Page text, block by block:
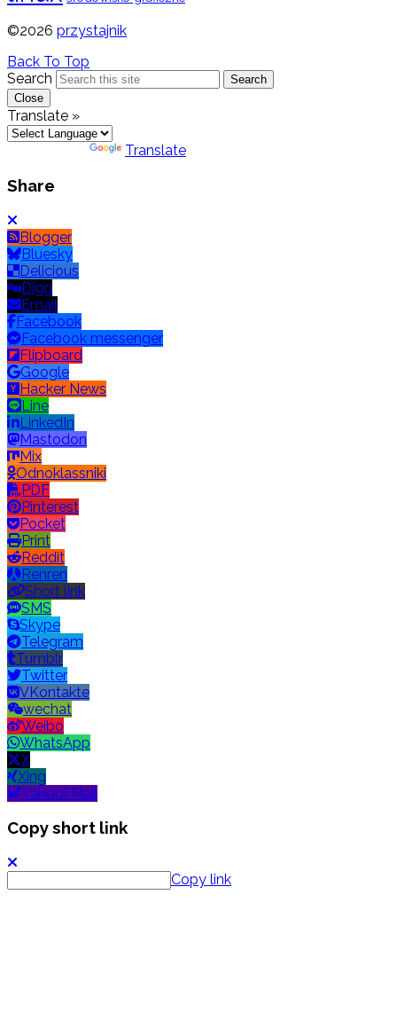
©2026 przystajnik
Back To Top
Search
Search
Close
Translate »
Translate
Share
Blogger
Bluesky
Delicious
Digg
Email
Facebook
Facebook messenger
Flipboard
Google
Hacker News
Line
LinkedIn
Mastodon
Mix
Odnoklassniki
PDF
Pinterest
Pocket
Print
Reddit
Renren
Short link
SMS
Skype
Telegram
Tumblr
Twitter
VKontakte
wechat
Weibo
WhatsApp
X
Xing
Yahoo! Mail
Copy short link
Copy link